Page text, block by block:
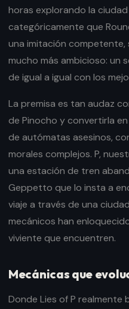
horas explorando la
categóricamente que
una imitación competente,
mucho más ambicioso: un
de igual a igual con los
La premisa es tan audaz
de Pinocho y convertirla
de autómatas asesinos,
morales complejos. P,
una estación de tren
Geppetto que lo insta a
viaje a través de una
mecánicos han
viviente que encuentren.
Mecánicas que
Donde Lies of P realmente